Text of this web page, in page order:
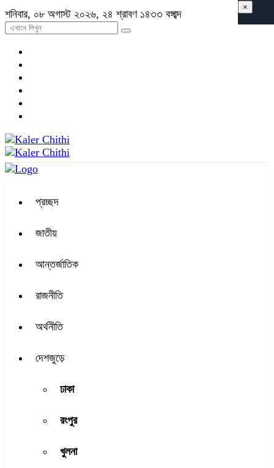
শনিবার, ০৮ অগাস্ট ২০২৬, ২৪ শ্রাবণ ১৪৩৩ বঙ্গাব্দ
প্রচ্ছদ
জাতীয়
আন্তর্জাতিক
রাজনীতি
অর্থনীতি
দেশজুড়ে
ঢাকা
রংপুর
খুলনা
×